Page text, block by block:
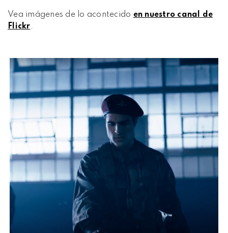
Vea imágenes de lo acontecido en nuestro canal de
Flickr.